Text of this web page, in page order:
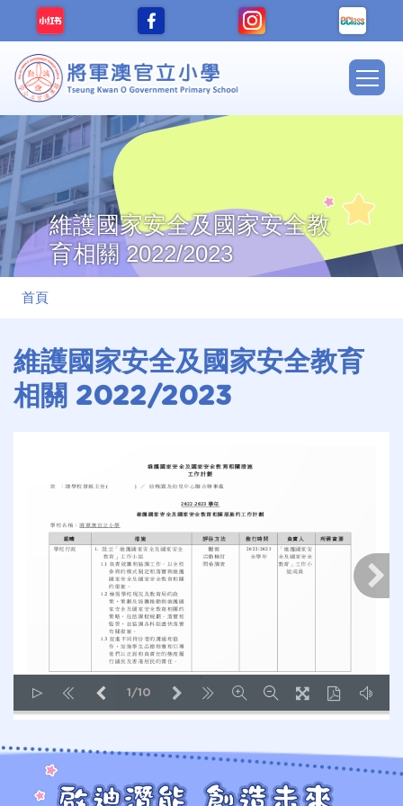
移至主內容
Main
維護國家安全及國家安全教
育相關 2022/2023
導
連
結
首頁
維護國家安全及國家安全教育
相關 2022/2023
LOADING PAGES 100% ...
1/10